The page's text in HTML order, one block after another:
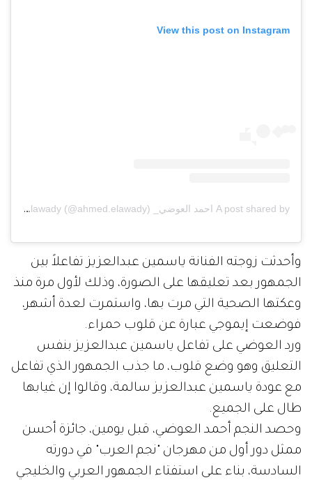
View this post on Instagram
A post shared by احمد العوضي_ Ahmed Elawady (@ahmed.elawady)
وأحدثت زوجته الفنانة ياسمين عبدالعزيز تفاعلاً بين
الجمهور بعد تعليقها على الصورة، وذلك لأول مرة منذ
وعكتها الصحية التي مرت بها، واستمرت لعدة أشهر،
فوضعت إيموجي عبارة عن قلوب حمراء.
ورد العوضي على تفاعل ياسمين عبدالعزيز بنفس
التعليق وهو وضع قلوب، ما جذب الجمهور الذي تفاعل
مع عودة ياسمين عبدالعزيز سالمة، وقالوا إن غيابها
طال على الجميع.
وحصد النجم أحمد العوضي، قبل يومين، جائزة أحسن
ممثل دور أول من مهرجان "نجم العرب" في دورته
السادسة، بناء على استفتاء الجمهور العربي والخليجي